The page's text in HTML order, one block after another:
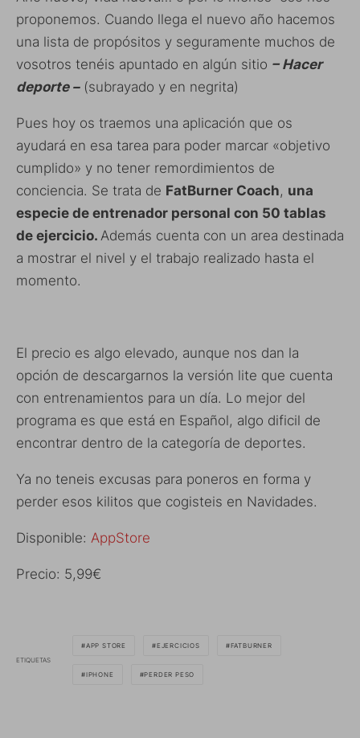
proponemos. Cuando llega el nuevo año hacemos
una lista de propósitos y seguramente muchos de
vosotros tenéis apuntado en algún sitio – Hacer
deporte –(subrayado y en negrita)
Pues hoy os traemos una aplicación que os
ayudará en esa tarea para poder marcar «objetivo
cumplido» y no tener remordimientos de
conciencia. Se trata de FatBurner Coach, una
especie de entrenador personal con 50 tablas
de ejercicio. Además cuenta con un area destinada
a mostrar el nivel y el trabajo realizado hasta el
momento.
El precio es algo elevado, aunque nos dan la
opción de descargarnos la versión lite que cuenta
con entrenamientos para un día. Lo mejor del
programa es que está en Español, algo dificil de
encontrar dentro de la categoría de deportes.
Ya no teneis excusas para poneros en forma y
perder esos kilitos que cogisteis en Navidades.
Disponible: AppStore
Precio: 5,99€
ETIQUETAS
APP STORE EJERCICIOS FATBURNER
IPHONE PERDER PESO